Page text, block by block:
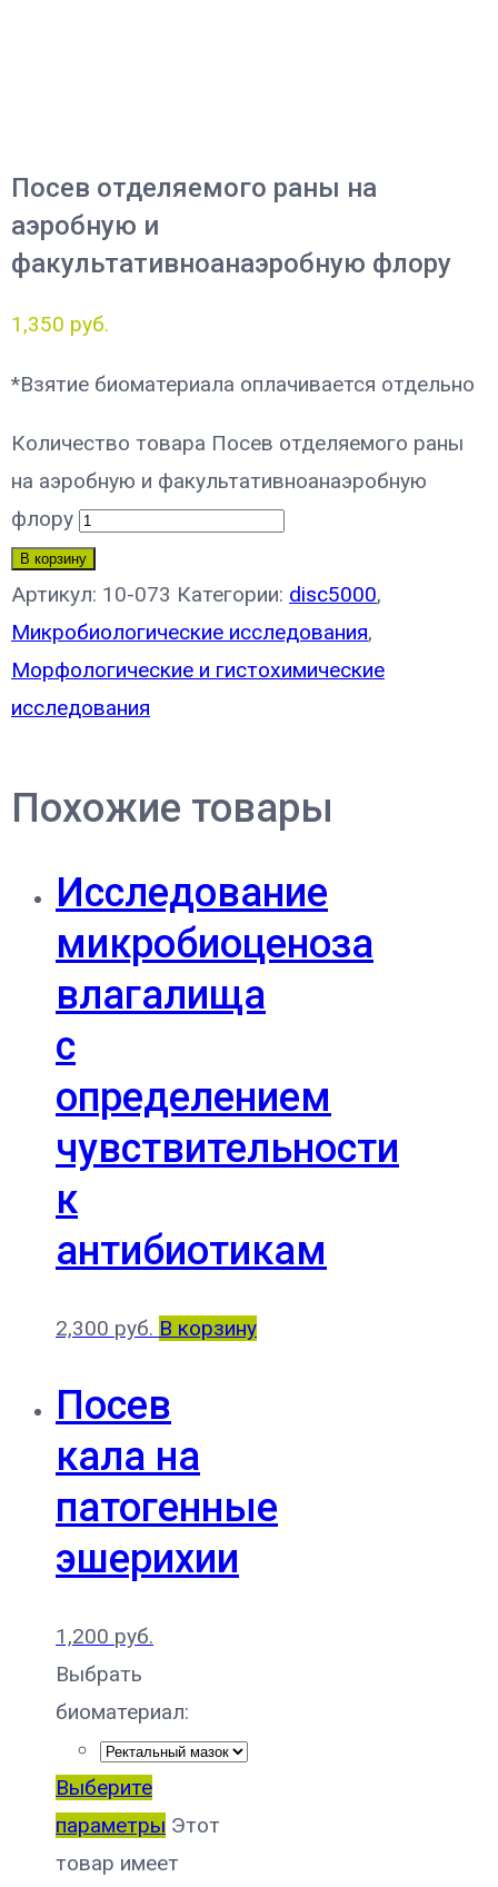
Посев отделяемого раны на
аэробную и
факультативноанаэробную флору
1,350 руб.
*Взятие биоматериала оплачивается отдельно
Количество товара Посев отделяемого раны
на аэробную и факультативноанаэробную
флору
В корзину
Артикул: 10-073 Категории: disc5000,
Микробиологические исследования,
Морфологические и гистохимические
исследования
Похожие товары
Исследование
микробиоценоза
влагалища
с
определением
чувствительности
к
антибиотикам
2,300 руб. В корзину
Посев
кала на
патогенные
эшерихии
1,200 руб.
Выбрать
биоматериал:
Выберите
параметры Этот
товар имеет